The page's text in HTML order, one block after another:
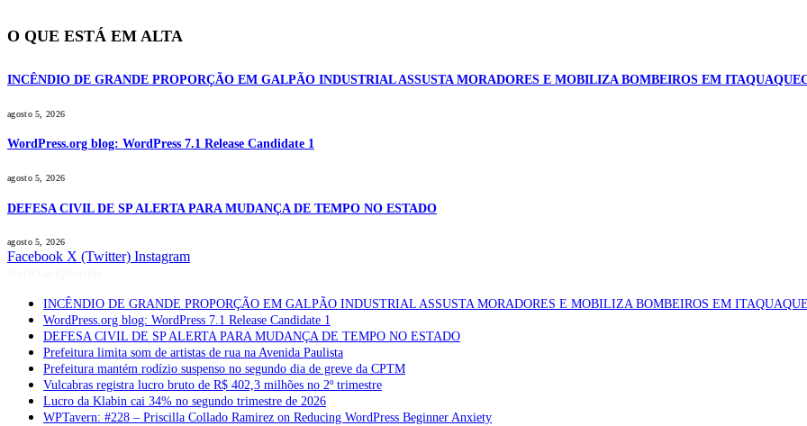
O QUE ESTÁ EM ALTA
INCÊNDIO DE GRANDE PROPORÇÃO EM GALPÃO INDUSTRIAL ASSUSTA MORADORES E MOBILIZA BOMBEIROS EM
agosto 5, 2026
WordPress.org blog: WordPress 7.1 Release Candidate 1
agosto 5, 2026
DEFESA CIVIL DE SP ALERTA PARA MUDANÇA DE TEMPO NO ESTADO
agosto 5, 2026
Facebook X (Twitter) Instagram
INCÊNDIO DE GRANDE PROPORÇÃO EM GALPÃO INDUSTRIAL ASSUSTA MORADORES E MOBILIZA BOMBEIROS EM
WordPress.org blog: WordPress 7.1 Release Candidate 1
DEFESA CIVIL DE SP ALERTA PARA MUDANÇA DE TEMPO NO ESTADO
Prefeitura limita som de artistas de rua na Avenida Paulista
Prefeitura mantém rodízio suspenso no segundo dia de greve da CPTM
Vulcabras registra lucro bruto de R$ 402,3 milhões no 2º trimestre
Lucro da Klabin cai 34% no segundo trimestre de 2026
WPTavern: #228 – Priscilla Collado Ramirez on Reducing WordPress Beginner Anxiety